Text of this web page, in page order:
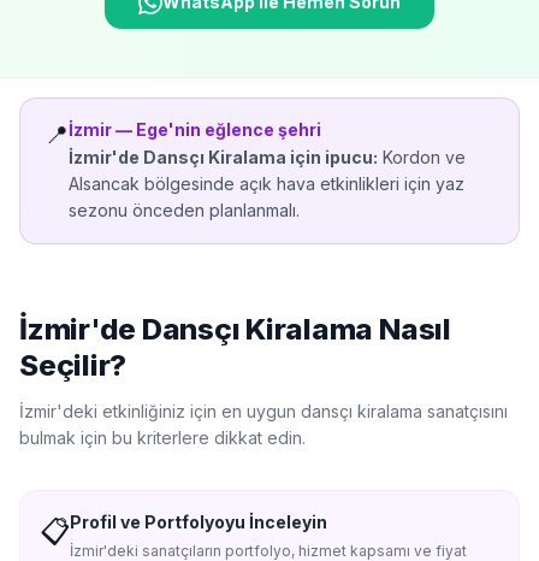
📍İzmir— Ege'nin eğlence şehri
İzmir'de Dansçı Kiralama için ipucu: Kordon ve
Alsancak bölgesinde açık hava etkinlikleri için yaz
sezonu önceden planlanmalı.
İzmir'de Dansçı Kiralama Nasıl
Seçilir?
İzmir'deki etkinliğiniz için en uygun dansçı kiralama sanatçısını
bulmak için bu kriterlere dikkat edin.
📋Profil ve Portfolyoyu İnceleyin
İzmir'deki sanatçıların portfolyo, hizmet kapsamı ve fiyat